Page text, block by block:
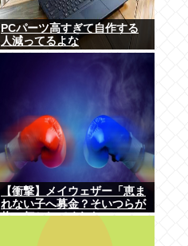
PCパーツ高すぎて自作する
人減ってるよな
【衝撃】メイウェザー「恵ま
れない子へ募金？そいつらが
俺に何かしてくれたの